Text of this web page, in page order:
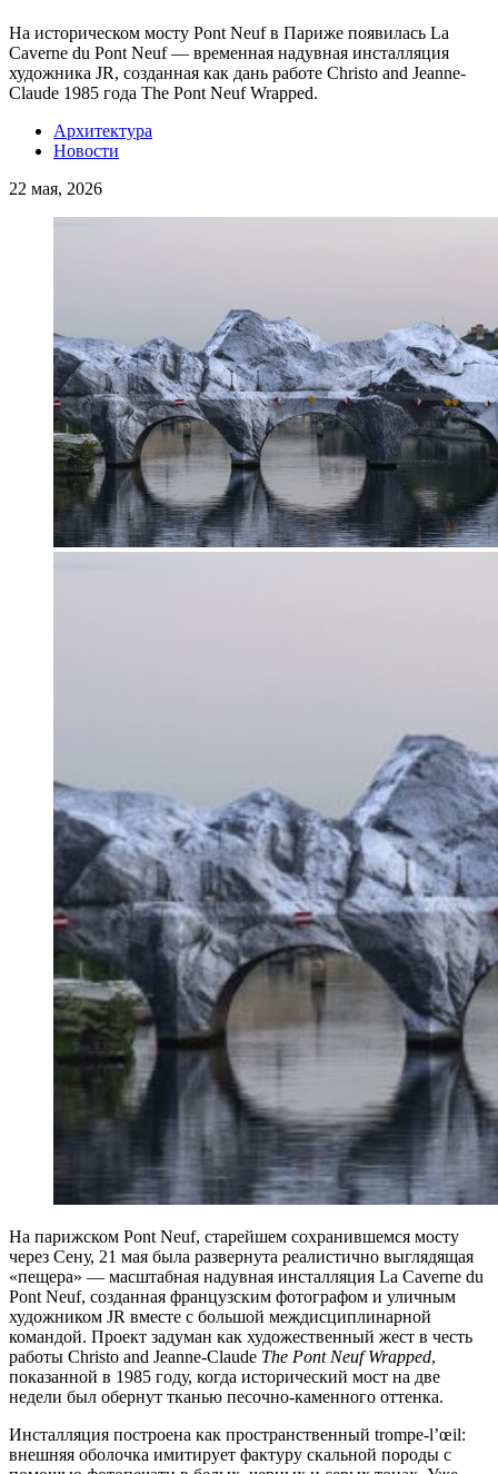
На историческом мосту Pont Neuf в Париже появилась La
Caverne du Pont Neuf — временная надувная инсталляция
художника JR, созданная как дань работе Christo and Jeanne-
Claude 1985 года The Pont Neuf Wrapped.
Архитектура
Новости
22 мая, 2026
На парижском Pont Neuf, старейшем сохранившемся мосту
через Сену, 21 мая была развернута реалистично выглядящая
«пещера» — масштабная надувная инсталляция La Caverne du
Pont Neuf, созданная французским фотографом и уличным
художником JR вместе с большой междисциплинарной
командой. Проект задуман как художественный жест в честь
работы Christo and Jeanne-Claude The Pont Neuf Wrapped,
показанной в 1985 году, когда исторический мост на две
недели был обернут тканью песочно-каменного оттенка.
Инсталляция построена как пространственный trompe-l’œil:
внешняя оболочка имитирует фактуру скальной породы с